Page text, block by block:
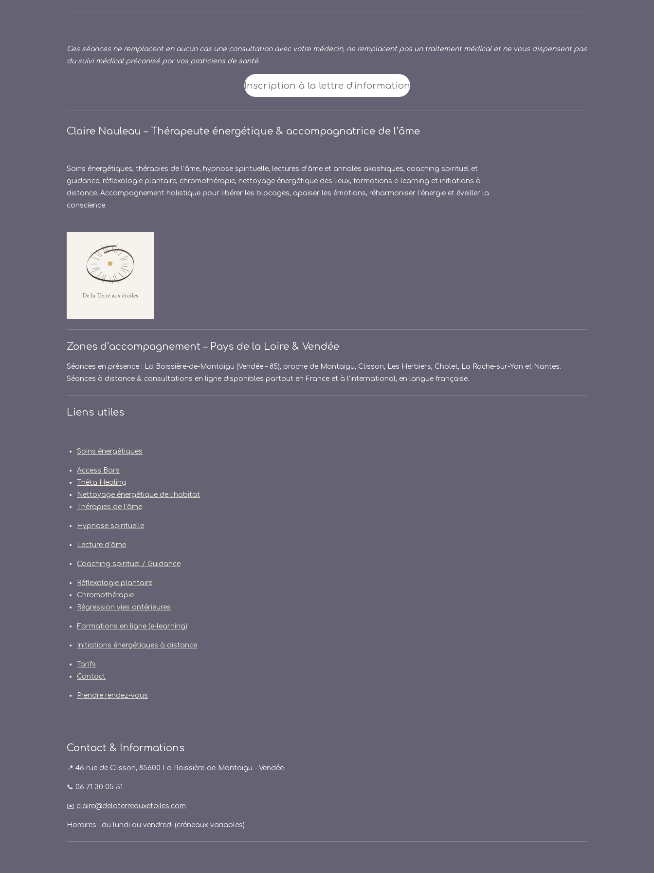
Ces séances ne remplacent en aucun cas une consultation avec votre médecin, ne remplacent pas un traitement médical et ne vous dispensent pas
du suivi médical préconisé par vos praticiens de santé.
Inscription à la lettre d'information
Claire Nauleau – Thérapeute énergétique & accompagnatrice de l’âme
Soins énergétiques, thérapies de l’âme, hypnose spirituelle, lectures d’âme et annales akashiques, coaching spirituel et
guidance, réflexologie plantaire, chromothérapie, nettoyage énergétique des lieux, formations e-learning et initiations à
distance. Accompagnement holistique pour libérer les blocages, apaiser les émotions, réharmoniser l’énergie et éveiller la
conscience.
Zones d’accompagnement – Pays de la Loire & Vendée
Séances en présence : La Boissière-de-Montaigu (Vendée – 85), proche de Montaigu, Clisson, Les Herbiers, Cholet, La Roche-sur-Yon et Nantes.
Séances à distance & consultations en ligne disponibles partout en France et à l’international, en langue française.
Liens utiles
Soins énergétiques
Access Bars
Thêta Healing
Nettoyage énergétique de l’habitat
Thérapies de l’âme
Hypnose spirituelle
Lecture d’âme
Coaching spirituel / Guidance
Réflexologie plantaire
Chromothérapie
Régression vies antérieures
Formations en ligne (e-learning)
Initiations énergétiques à distance
Tarifs
Contact
Prendre rendez-vous
Contact & Informations
📍 46 rue de Clisson, 85600 La Boissière-de-Montaigu – Vendée
📞 06 71 30 05 51
✉️ claire@delaterreauxetoiles.com
Horaires : du lundi au vendredi (créneaux variables)